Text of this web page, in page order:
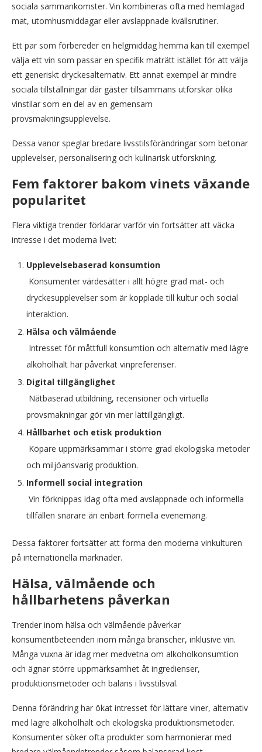
sociala sammankomster. Vin kombineras ofta med hemlagad
mat, utomhusmiddagar eller avslappnade kvällsrutiner.
Ett par som förbereder en helgmiddag hemma kan till exempel
välja ett vin som passar en specifik maträtt istället för att välja
ett generiskt dryckesalternativ. Ett annat exempel är mindre
sociala tillställningar där gäster tillsammans utforskar olika
vinstilar som en del av en gemensam
provsmakningsupplevelse.
Dessa vanor speglar bredare livsstilsförändringar som betonar
upplevelser, personalisering och kulinarisk utforskning.
Fem faktorer bakom vinets växande
popularitet
Flera viktiga trender förklarar varför vin fortsätter att väcka
intresse i det moderna livet:
Upplevelsebaserad konsumtion
Konsumenter värdesätter i allt högre grad mat- och
dryckesupplevelser som är kopplade till kultur och social
interaktion.
Hälsa och välmående
Intresset för måttfull konsumtion och alternativ med lägre
alkoholhalt har påverkat vinpreferenser.
Digital tillgänglighet
Nätbaserad utbildning, recensioner och virtuella
provsmakningar gör vin mer lättillgängligt.
Hållbarhet och etisk produktion
Köpare uppmärksammar i större grad ekologiska metoder
och miljöansvarig produktion.
Informell social integration
Vin förknippas idag ofta med avslappnade och informella
tillfällen snarare än enbart formella evenemang.
Dessa faktorer fortsätter att forma den moderna vinkulturen
på internationella marknader.
Hälsa, välmående och
hållbarhetens påverkan
Trender inom hälsa och välmående påverkar
konsumentbeteenden inom många branscher, inklusive vin.
Många vuxna är idag mer medvetna om alkoholkonsumtion
och ägnar större uppmärksamhet åt ingredienser,
produktionsmetoder och balans i livsstilsval.
Denna förändring har ökat intresset för lättare viner, alternativ
med lägre alkoholhalt och ekologiska produktionsmetoder.
Konsumenter söker ofta produkter som harmonierar med